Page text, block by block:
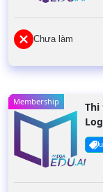
Chưa làm
Membership
Thi